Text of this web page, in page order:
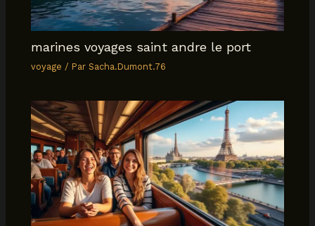
marines voyages saint andre le port
voyage / ParSacha.Dumont.76